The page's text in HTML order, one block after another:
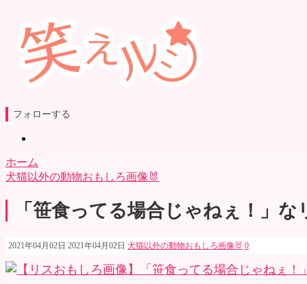
フォローする
ホーム
犬猫以外の動物おもしろ画像🐰
「笹食ってる場合じゃねぇ！」な
2021年04月02日 2021年04月02日 犬猫以外の動物おもしろ画像🐰 0